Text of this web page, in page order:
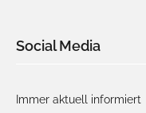
Social Media
Immer aktuell informiert